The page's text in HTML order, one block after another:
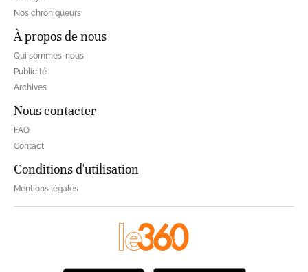
Nos chroniqueurs
À propos de nous
Qui sommes-nous
Publicité
Archives
Nous contacter
FAQ
Contact
Conditions d'utilisation
Mentions légales